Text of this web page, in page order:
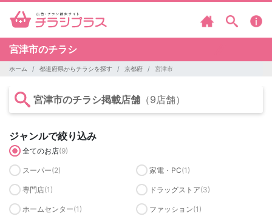
宮津市のチラシ
ホーム 都道府県からチラシを探す 京都府 宮津市
宮津市のチラシ掲載店舗 （9店舗）
ジャンルで絞り込み
全てのお店(9)
スーパー(2) 家電・PC(1)
専門店(1) ドラッグストア(3)
ホームセンター(1) ファッション(1)